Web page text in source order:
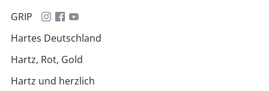
GRIP
Hartes Deutschland
Hartz, Rot, Gold
Hartz und herzlich